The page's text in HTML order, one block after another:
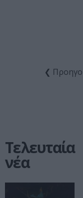
❮
Τελευταία
νέα